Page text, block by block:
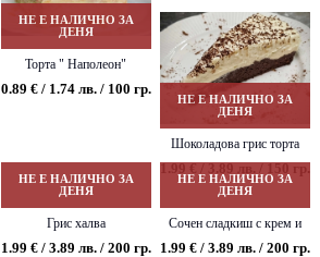
НЕ Е НАЛИЧНО ЗА
ДЕНЯ
Торта " Наполеон"
0.89 € / 1.74 лв. / 100 гр.
НЕ Е НАЛИЧНО ЗА
ДЕНЯ
Шоколадова грис торта
1.99 € / 3.89 лв. / 150 гр.
НЕ Е НАЛИЧНО ЗА
ДЕНЯ
Грис халва
1.99 € / 3.89 лв. / 200 гр.
НЕ Е НАЛИЧНО ЗА
ДЕНЯ
Сочен сладкиш с крем и
орехи
1.99 € / 3.89 лв. / 200 гр.